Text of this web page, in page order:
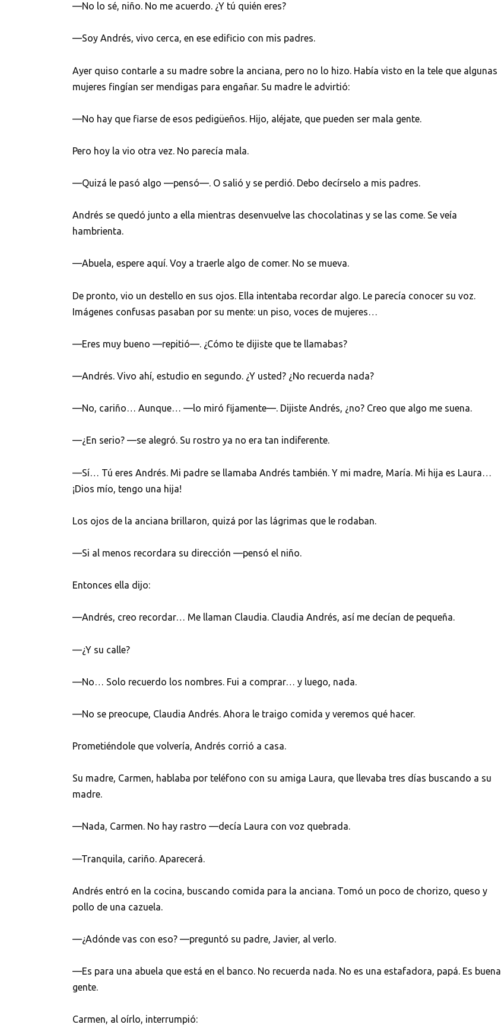
—No lo sé, niño. No me acuerdo. ¿Y tú quién eres?
—Soy Andrés, vivo cerca, en ese edificio con mis padres.
Ayer quiso contarle a su madre sobre la anciana, pero no lo hizo. Había visto en la tele que algunas
mujeres fingían ser mendigas para engañar. Su madre le advirtió:
—No hay que fiarse de esos pedigüeños. Hijo, aléjate, que pueden ser mala gente.
Pero hoy la vio otra vez. No parecía mala.
—Quizá le pasó algo —pensó—. O salió y se perdió. Debo decírselo a mis padres.
Andrés se quedó junto a ella mientras desenvuelve las chocolatinas y se las come. Se veía
hambrienta.
—Abuela, espere aquí. Voy a traerle algo de comer. No se mueva.
De pronto, vio un destello en sus ojos. Ella intentaba recordar algo. Le parecía conocer su voz.
Imágenes confusas pasaban por su mente: un piso, voces de mujeres…
—Eres muy bueno —repitió—. ¿Cómo te dijiste que te llamabas?
—Andrés. Vivo ahí, estudio en segundo. ¿Y usted? ¿No recuerda nada?
—No, cariño… Aunque… —lo miró fijamente—. Dijiste Andrés, ¿no? Creo que algo me suena.
—¿En serio? —se alegró. Su rostro ya no era tan indiferente.
—Sí… Tú eres Andrés. Mi padre se llamaba Andrés también. Y mi madre, María. Mi hija es Laura…
¡Dios mío, tengo una hija!
Los ojos de la anciana brillaron, quizá por las lágrimas que le rodaban.
—Si al menos recordara su dirección —pensó el niño.
Entonces ella dijo:
—Andrés, creo recordar… Me llaman Claudia. Claudia Andrés, así me decían de pequeña.
—¿Y su calle?
—No… Solo recuerdo los nombres. Fui a comprar… y luego, nada.
—No se preocupe, Claudia Andrés. Ahora le traigo comida y veremos qué hacer.
Prometiéndole que volvería, Andrés corrió a casa.
Su madre, Carmen, hablaba por teléfono con su amiga Laura, que llevaba tres días buscando a su
madre.
—Nada, Carmen. No hay rastro —decía Laura con voz quebrada.
—Tranquila, cariño. Aparecerá.
Andrés entró en la cocina, buscando comida para la anciana. Tomó un poco de chorizo, queso y
pollo de una cazuela.
—¿Adónde vas con eso? —preguntó su padre, Javier, al verlo.
—Es para una abuela que está en el banco. No recuerda nada. No es una estafadora, papá. Es buena
gente.
Carmen, al oírlo, interrumpió: